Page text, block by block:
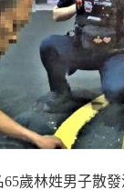
歲林姓男子散